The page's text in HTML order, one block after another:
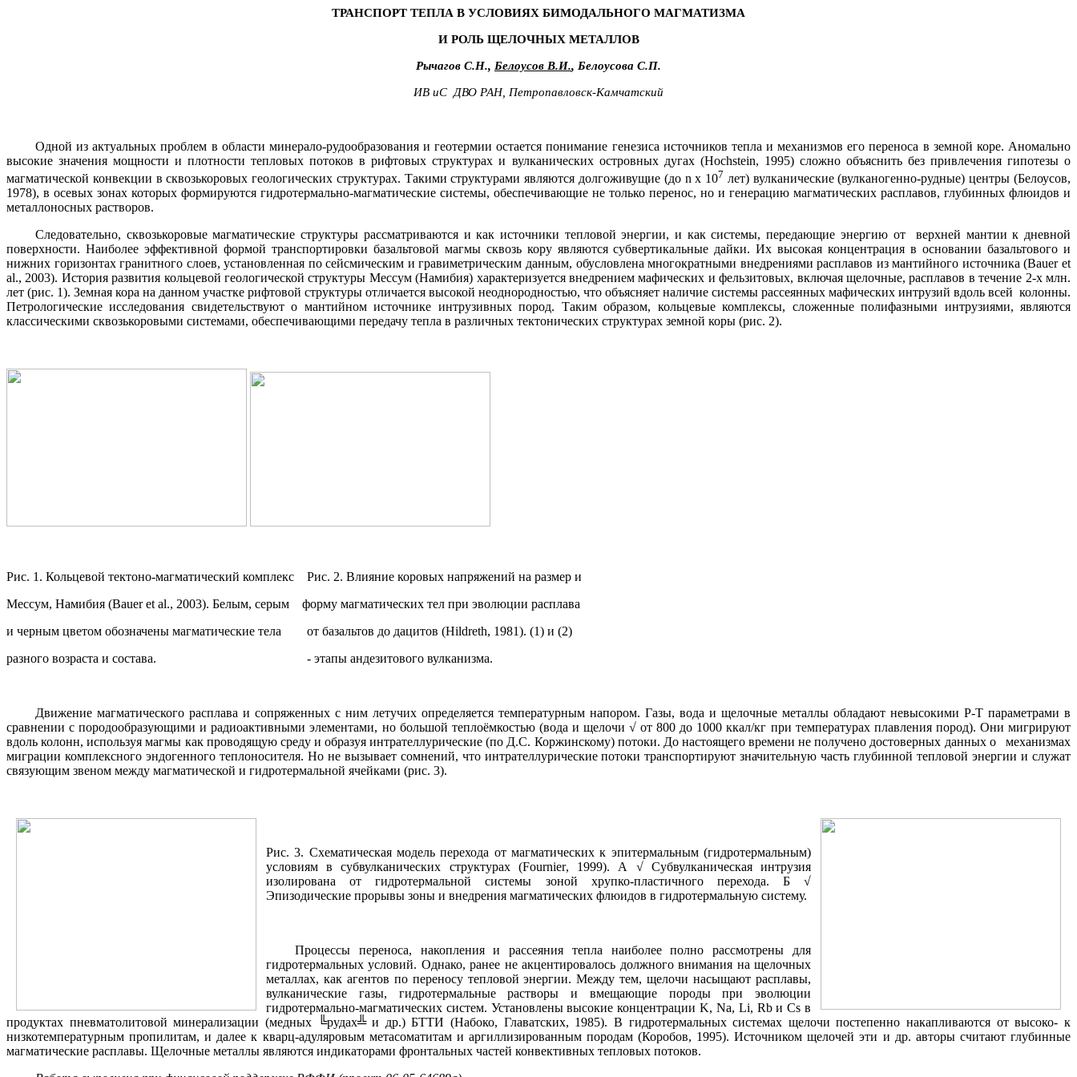
ТРАНСПОРТ ТЕПЛА В УСЛОВИЯХ БИМОДАЛЬНОГО МАГМАТИЗМА
И РОЛЬ ЩЕЛОЧНЫХ МЕТАЛЛОВ
Рычагов С.Н., Белоусов В.И., Белоусова С.П.
ИВ иС ДВО РАН, Петропавловск-Камчатский
Одной из актуальных проблем в области минерало-рудообразования и геотермии остается понимание генезиса источников тепла и механизмов его переноса в земной коре. Аномально
высокие значения мощности и плотности тепловых потоков в рифтовых структурах и вулканических островных дугах (Hochstein, 1995) сложно объяснить без привлечения гипотезы о
магматической конвекции в сквозькоровых геологических структурах. Такими структурами являются долгоживущие (до n x 107 лет) вулканические (вулканогенно-рудные) центры (Белоусов,
1978), в осевых зонах которых формируются гидротермально-магматические системы, обеспечивающие не только перенос, но и генерацию магматических расплавов, глубинных флюидов и
металлоносных растворов.
Следовательно, сквозькоровые магматические структуры рассматриваются и как источники тепловой энергии, и как системы, передающие энергию от
верхней мантии к дневной
поверхности. Наиболее эффективной формой транспортировки базальтовой магмы сквозь кору являются субвертикальные дайки. Их высокая концентрация в основании базальтового и
нижних горизонтах гранитного слоев, установленная по сейсмическим и гравиметрическим данным, обусловлена многократными внедрениями расплавов из мантийного источника (Bauer et
al., 2003). История развития кольцевой геологической структуры Мессум (Намибия) характеризуется внедрением мафических и фельзитовых, включая щелочные, расплавов в течение 2-х млн.
лет (рис. 1). Земная кора на данном участке рифтовой структуры отличается высокой неоднородностью, что объясняет наличие системы рассеянных мафических интрузий вдоль всей колонны.
Петрологические исследования свидетельствуют о мантийном источнике интрузивных пород. Таким образом, кольцевые комплексы, сложенные полифазными интрузиями, являются
классическими сквозькоровыми системами, обеспечивающими передачу тепла в различных тектонических структурах земной коры (рис. 2).
Рис. 1. Кольцевой тектоно-магматический комплекс
Рис. 2. Влияние коровых напряжений на размер и
Мессум, Намибия (Bauer et al., 2003). Белым, серым
форму магматических тел при эволюции расплава
и черным цветом обозначены магматические тела
от базальтов до дацитов (Hildreth, 1981). (1) и (2)
разного возраста и состава.
- этапы андезитового вулканизма.
Движение магматического расплава и сопряженных с ним летучих определяется температурным напором. Газы, вода и щелочные металлы обладают невысокими Р-Т параметрами в
сравнении с породообразующими и радиоактивными элементами, но большой теплоёмкостью (вода и щелочи √ от 800 до 1000 ккал/кг при температурах плавления пород). Они мигрируют
вдоль колонн, используя магмы как проводящую среду и образуя интрателлурические (по Д.С. Коржинскому) потоки. До настоящего времени не получено достоверных данных о
механизмах
миграции комплексного эндогенного теплоносителя. Но не вызывает сомнений, что интрателлурические потоки транспортируют значительную часть глубинной тепловой энергии и служат
связующим звеном между магматической и гидротермальной ячейками (рис. 3).
Рис. 3. Схематическая модель перехода от магматических к эпитермальным (гидротермальным)
условиям в субвулканических структурах (Fournier, 1999). А √ Субвулканическая интрузия
изолирована от гидротермальной системы зоной хрупко-пластичного перехода. Б √
Эпизодические прорывы зоны и внедрения магматических флюидов в гидротермальную систему.
Процессы переноса, накопления и рассеяния тепла наиболее полно рассмотрены для
гидротермальных условий. Однако, ранее не акцентировалось должного внимания на щелочных
металлах, как агентов по переносу тепловой энергии. Между тем, щелочи насыщают расплавы,
вулканические газы, гидротермальные растворы и вмещающие породы при эволюции
гидротермально-магматических систем. Установлены высокие концентрацииK, Na, Li, RbиCs в
продуктах пневматолитовой минерализации (медных ╚рудах╩ и др.) БТТИ (Набоко, Главатских, 1985). В гидротермальных системах щелочи постепенно накапливаются от высоко- к
низкотемпературным пропилитам, и далее к кварц-адуляровым метасоматитам и аргиллизированным породам (Коробов, 1995). Источником щелочей эти и др. авторы считают глубинные
магматические расплавы. Щелочные металлы являются индикаторами фронтальных частей конвективных тепловых потоков.